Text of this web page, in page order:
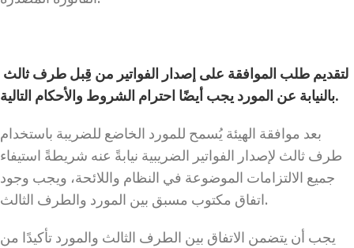
بالنيابة عن المورد يجب أيضًا احترام الشروط والأحكام التالية.
بعد موافقة الهيئة يُسمح للمورد الخاضع للضريبة باستخدام
طرف ثالث لإصدار الفواتير الضريبية نيابةً عنه شريطةً استيفاء
جميع الالتزامات الموضوعة في النظام واللائحة، ويجب وجود
اتفاق مكتوب مسبق بين المورد والطرف الثالث.
يجب أن يتضمن الاتفاق بين الطرف الثالث والمورد تأكيدًا من